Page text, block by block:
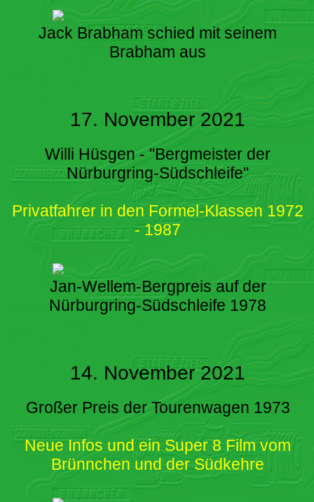
Jack Brabham schied mit seinem
Brabham aus
17. November 2021
Willi Hüsgen - "Bergmeister der
Nürburgring-Südschleife"
Privatfahrer in den Formel-Klassen 1972
- 1987
Jan-Wellem-Bergpreis auf der
Nürburgring-Südschleife 1978
14. November 2021
Großer Preis der Tourenwagen 1973
Neue Infos und ein Super 8 Film vom
Brünnchen und der Südkehre